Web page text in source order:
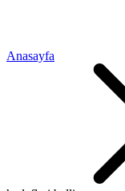
Anasayfa